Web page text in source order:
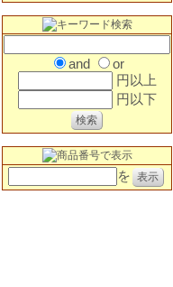
and
or
円以上
円以下
を